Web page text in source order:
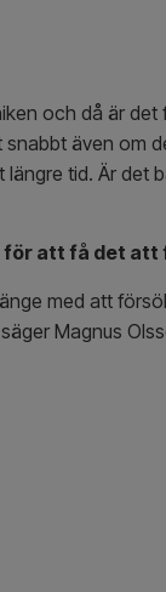
och då är
även om
längre tid. Är det
för att få det
med att
Magnus